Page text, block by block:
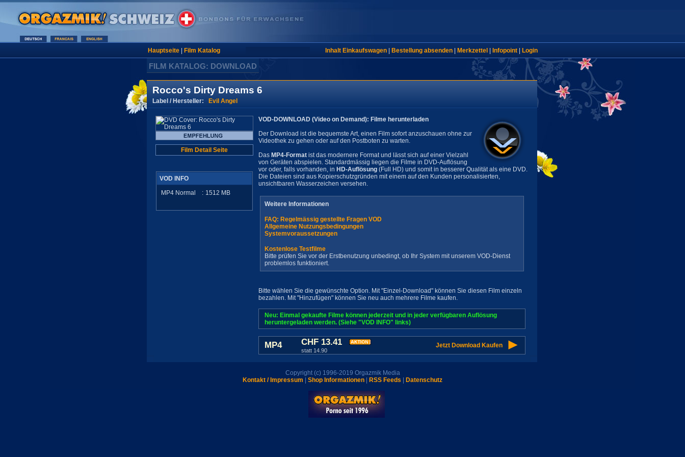
Hauptseite| Film Katalog Inhalt Einkaufswagen| Bestellung absenden| Merkzettel Infopoint| Login
FILM KATALOG: DOWNLOAD
Rocco's Dirty Dreams 6
Label / Hersteller: Evil Angel
Film Detail Seite
VOD INFO
MP4 Normal
: 1512 MB
VOD-DOWNLOAD (Video on Demand): Filme herunterladen
Der Download ist die bequemste Art, einen Film sofort anzuschauen ohne zur
Videothek zu gehen oder auf den Postboten zu warten.
Das MP4-Format ist das modernere Format und lässt sich auf einer Vielzahl
von Geräten abspielen. Standardmässig liegen die Filme in DVD-Auflösung
vor oder, falls vorhanden, in HD-Auflösung (Full HD) und somit in besserer Qualität als eine DVD.
Die Dateien sind aus Kopierschutzgründen mit einem auf den Kunden personalisierten,
unsichtbaren Wasserzeichen versehen.
Weitere Informationen
FAQ: Regelmässig gestellte Fragen VOD
Allgemeine Nutzungsbedingungen
Systemvoraussetzungen
Kostenlose Testfilme
Bitte prüfen Sie vor der Erstbenutzung unbedingt, ob Ihr System mit unserem VOD-Dienst
problemlos funktioniert.
Bitte wählen Sie die gewünschte Option. Mit "Einzel-Download" können Sie diesen Film einzeln
bezahlen. Mit "Hinzufügen" können Sie neu auch mehrere Filme kaufen.
Neu: Einmal gekaufte Filme können jederzeit und in jeder verfügbaren Auflösung
heruntergeladen werden. (Siehe "VOD INFO" links)
MP4 CHF 13.41
statt 14.90
Jetzt Download Kaufen
Copyright (c) 1996-2019 Orgazmik Media
Kontakt / Impressum
Shop Informationen RSS Feeds Datenschutz